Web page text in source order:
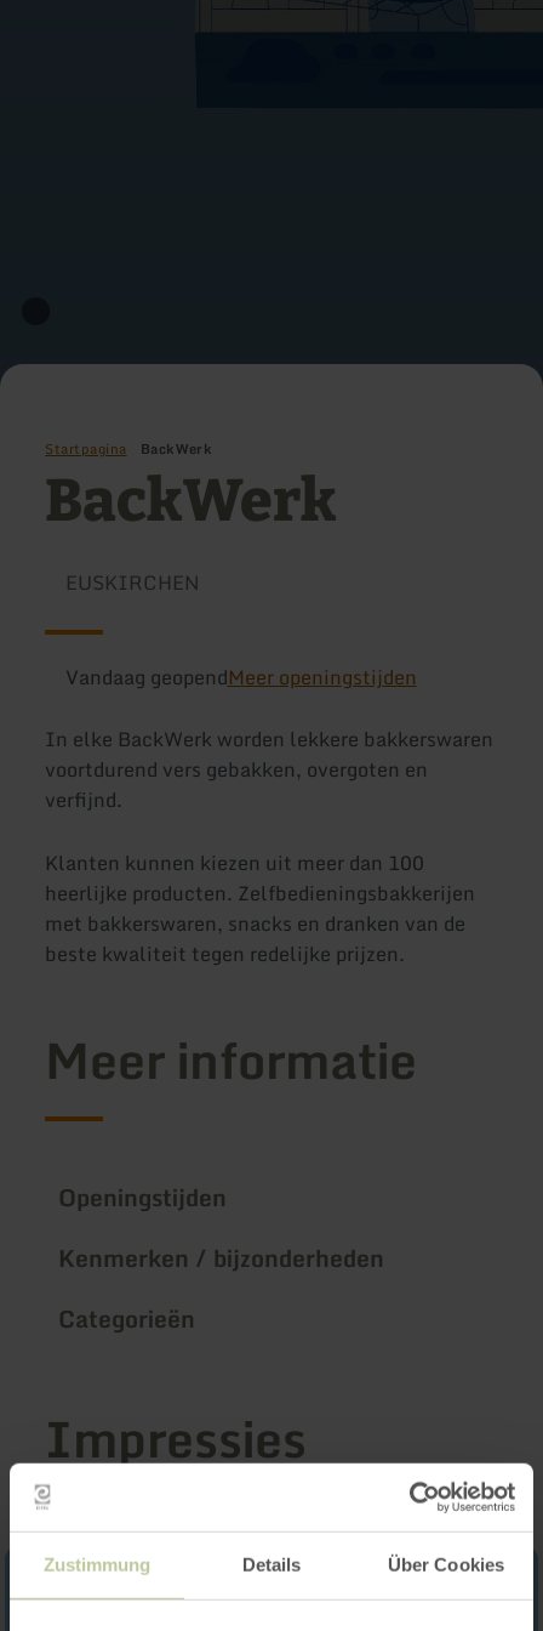
Zustimmung Details Über Cookies
Startpagina BackWerk
BackWerk
EUSKIRCHEN
Vandaag geopendMeer openingstijden
In elke BackWerk worden lekkere bakkerswaren
voortdurend vers gebakken, overgoten en
verfijnd.
Klanten kunnen kiezen uit meer dan 100
heerlijke producten. Zelfbedieningsbakkerijen
met bakkerswaren, snacks en dranken van de
beste kwaliteit tegen redelijke prijzen.
Meer informatie
Openingstijden
Kenmerken / bijzonderheden
Categorieën
Impressies